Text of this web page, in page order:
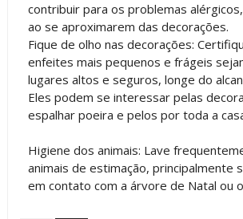
contribuir para os problemas
ao se aproximarem das decorações.
Fique de olho nas decorações:
enfeites mais pequenos e frágeis
lugares altos e seguros, longe do
Eles podem se interessar pelas
espalhar poeira e pelos por toda a
Higiene dos animais: Lave
animais de estimação, principalmente
em contato com a árvore de Natal ou